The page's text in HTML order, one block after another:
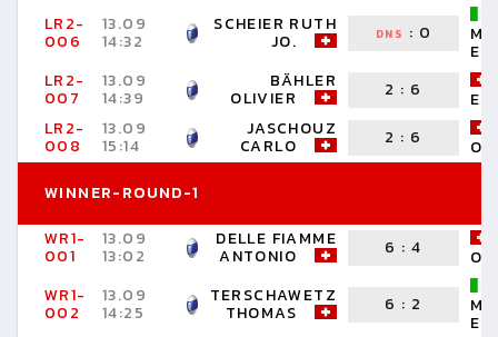
LR2-
006
13.09
14:32
SCHEIER RUTH
JO. DNS : 0
LR2-
007
13.09
14:39
BÄHLER
OLIVIER 2 : 6
LR2-
008
13.09
15:14
JASCHOUZ
CARLO 2 : 6
WINNER-ROUND-1
WR1-
001
13.09
13:02
DELLE FIAMME
ANTONIO 6 :4
WR1-
002
13.09
14:25
TERSCHAWETZ
THOMAS 6 : 2